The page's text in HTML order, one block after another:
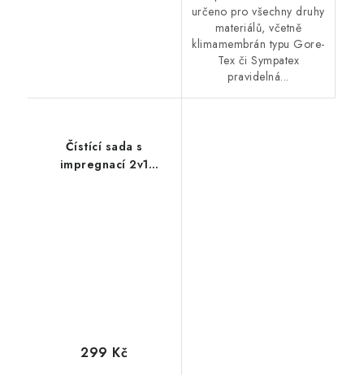
určeno pro všechny druhy
materiálů, včetně
klimamembrán typu Gore-
Tex či Sympatex
pravidelná...
Čístící sada s
impregnací 2v1
299 Kč